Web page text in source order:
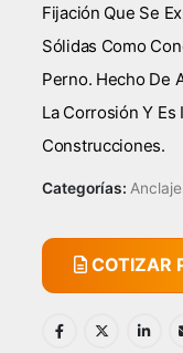
Fijación Que Se
Sólidas Como
Perno. Hecho De
La Corrosión Y Es
Construcciones.
Categorías:
COTIZAR